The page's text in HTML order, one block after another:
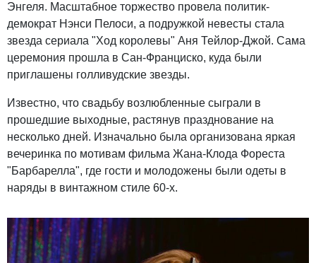
Энгеля. Масштабное торжество провела политик-
демократ Нэнси Пелоси, а подружкой невесты стала
звезда сериала "Ход королевы" Аня Тейлор-Джой. Сама
церемония прошла в Сан-Франциско, куда были
приглашены голливудские звезды.
Известно, что свадьбу возлюбленные сыграли в
прошедшие выходные, растянув празднование на
несколько дней. Изначально была организована яркая
вечеринка по мотивам фильма Жана-Клода Фореста
"Барбарелла", где гости и молодожены были одеты в
наряды в винтажном стиле 60-х.